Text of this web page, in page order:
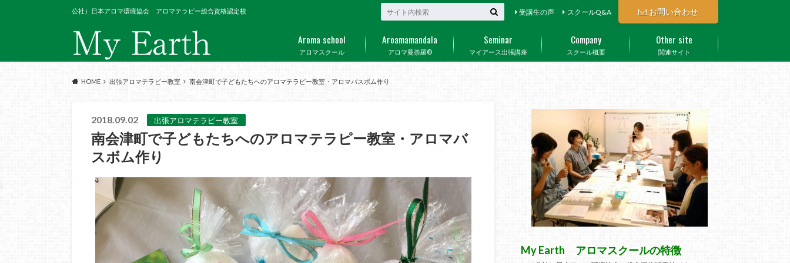
公社）日本アロマ環境協会 アロマテラピー総合資格認定校 お問い合わせ
受講生の声 スクールQ&A
アロマスクール
Aroma school
アロマ曼荼羅®
Aroamamandala
マイアース出張講座
Seminar
スクール概要
Company
関連サイト
Other site
HOME 出張アロマテラピー教室 南会津町で子どもたちへのアロマテラピー教室・アロマバスボム作り
2018.09.02 出張アロマテラピー教室
南会津町で子どもたちへのアロマテラピー教室・アロマバ
スボム作り
My Earth アロマスクールの特徴